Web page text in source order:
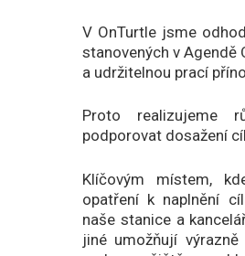
V OnTurtle jsme
stanovených v Agendě
a udržitelnou prací
Proto realizujeme
podporovat dosažení
Klíčovým místem,
opatření k naplnění
naše stanice a
jiné umožňují